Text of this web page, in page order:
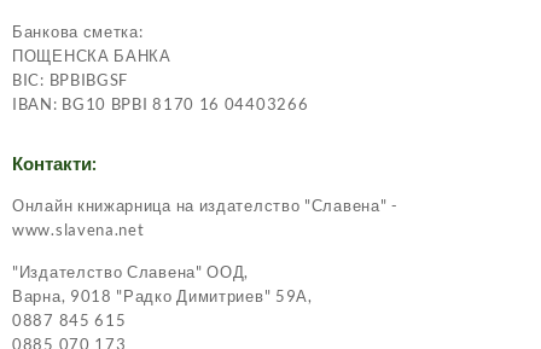
Банкова сметка:
ПОЩЕНСКА БАНКА
BIC: BPBIBGSF
IBAN: BG10 BPBI 8170 16 04403266
Контакти:
Онлайн книжарница на издателство "Славена" -
www.slavena.net
"Издателство Славена" ООД,
Варна, 9018 "Радко Димитриев" 59А,
0887 845 615
0885 070 173